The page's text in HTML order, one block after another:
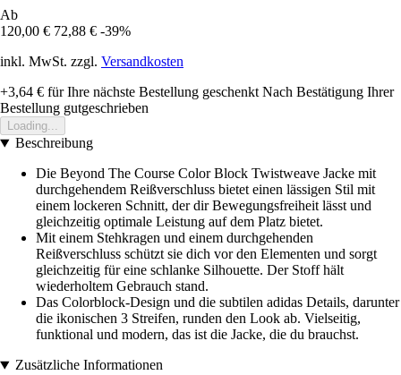
Ab
120,00 € 72,88 € -39%
inkl. MwSt. zzgl. Versandkosten
+3,64 € für Ihre nächste Bestellung geschenkt Nach Bestätigung Ihrer
Bestellung gutgeschrieben
Loading...
Beschreibung
Die Beyond The Course Color Block Twistweave Jacke mit
durchgehendem Reißverschluss bietet einen lässigen Stil mit
einem lockeren Schnitt, der dir Bewegungsfreiheit lässt und
gleichzeitig optimale Leistung auf dem Platz bietet.
Mit einem Stehkragen und einem durchgehenden
Reißverschluss schützt sie dich vor den Elementen und sorgt
gleichzeitig für eine schlanke Silhouette. Der Stoff hält
wiederholtem Gebrauch stand.
Das Colorblock-Design und die subtilen adidas Details, darunter
die ikonischen 3 Streifen, runden den Look ab. Vielseitig,
funktional und modern, das ist die Jacke, die du brauchst.
Zusätzliche Informationen